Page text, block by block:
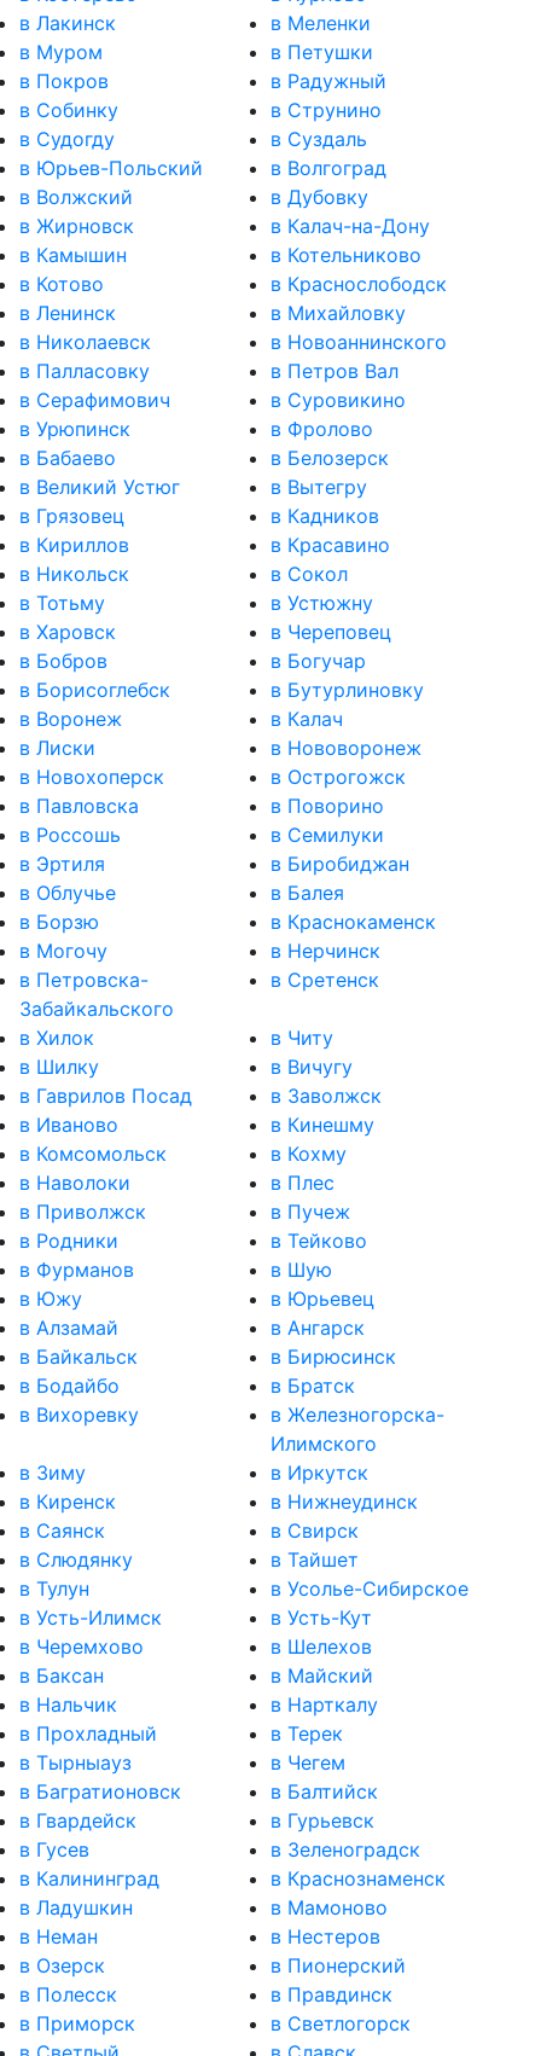
в Лакинск
в Меленки
в Муром
в Петушки
в Покров
в Радужный
в Собинку
в Струнино
в Судогду
в Суздаль
в Юрьев-Польский
в Волгоград
в Волжский
в Дубовку
в Жирновск
в Калач-на-Дону
в Камышин
в Котельниково
в Котово
в Краснослободск
в Ленинск
в Михайловку
в Николаевск
в Новоаннинского
в Палласовку
в Петров Вал
в Серафимович
в Суровикино
в Урюпинск
в Фролово
в Бабаево
в Белозерск
в Великий Устюг
в Вытегру
в Грязовец
в Кадников
в Кириллов
в Красавино
в Никольск
в Сокол
в Тотьму
в Устюжну
в Харовск
в Череповец
в Бобров
в Богучар
в Борисоглебск
в Бутурлиновку
в Воронеж
в Калач
в Лиски
в Нововоронеж
в Новохоперск
в Острогожск
в Павловска
в Поворино
в Россошь
в Семилуки
в Эртиля
в Биробиджан
в Облучье
в Балея
в Борзю
в Краснокаменск
в Могочу
в Нерчинск
в Петровска-
Забайкальского
в Сретенск
в Хилок
в Читу
в Шилку
в Вичугу
в Гаврилов Посад
в Заволжск
в Иваново
в Кинешму
в Комсомольск
в Кохму
в Наволоки
в Плес
в Приволжск
в Пучеж
в Родники
в Тейково
в Фурманов
в Шую
в Южу
в Юрьевец
в Алзамай
в Ангарск
в Байкальск
в Бирюсинск
в Бодайбо
в Братск
в Вихоревку
в Железногорска-
Илимского
в Зиму
в Иркутск
в Киренск
в Нижнеудинск
в Саянск
в Свирск
в Слюдянку
в Тайшет
в Тулун
в Усолье-Сибирское
в Усть-Илимск
в Усть-Кут
в Черемхово
в Шелехов
в Баксан
в Майский
в Нальчик
в Нарткалу
в Прохладный
в Терек
в Тырныауз
в Чегем
в Багратионовск
в Балтийск
в Гвардейск
в Гурьевск
в Гусев
в Зеленоградск
в Калининград
в Краснознаменск
в Ладушкин
в Мамоново
в Неман
в Нестеров
в Озерск
в Пионерский
в Полесск
в Правдинск
в Приморск
в Светлогорск